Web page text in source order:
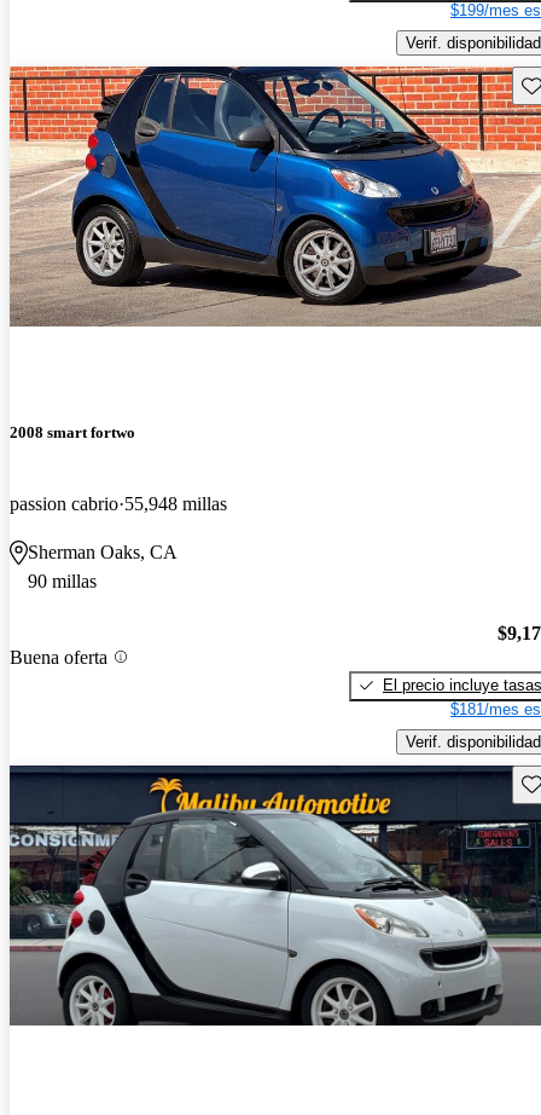
$199/mes
Verif. disponibilidad
2008 smart fortwo
passion cabrio 55,948 millas
Sherman Oaks, CA
90 millas
Buena oferta
El precio incluye tasas
$181/mes
Verif. disponibilidad